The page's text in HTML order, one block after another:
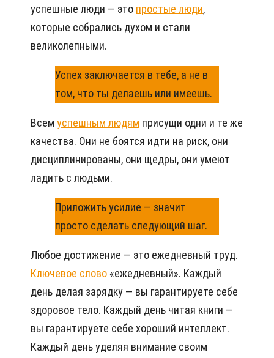
успешные люди — это простые люди,
которые собрались духом и стали
великолепными.
Успех заключается в тебе, а не в
том, что ты делаешь или имеешь.
Всем успешным людям присущи одни и те же
качества. Они не боятся идти на риск, они
дисциплинированы, они щедры, они умеют
ладить с людьми.
Приложить усилие — значит
просто сделать следующий шаг.
Любое достижение — это ежедневный труд.
Ключевое слово «ежедневный». Каждый
день делая зарядку — вы гарантируете себе
здоровое тело. Каждый день читая книги —
вы гарантируете себе хороший интеллект.
Каждый день уделяя внимание своим